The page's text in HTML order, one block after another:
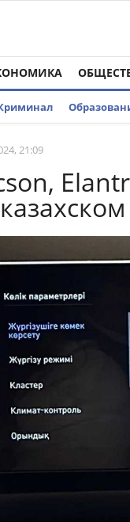
21:09